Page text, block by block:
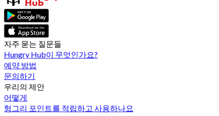
자주 묻는 질문들
Hungry Hub이 무엇인가요?
예약 방법
문의하기
우리의 제안
어떻게
헝그리 포인트를 적립하고 사용하나요